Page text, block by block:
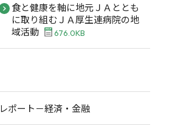
食と健康を軸に地元ＪＡととも
に取り組むＪＡ厚生連病院の地
域活動
676.0KB
レポート－経済・金融